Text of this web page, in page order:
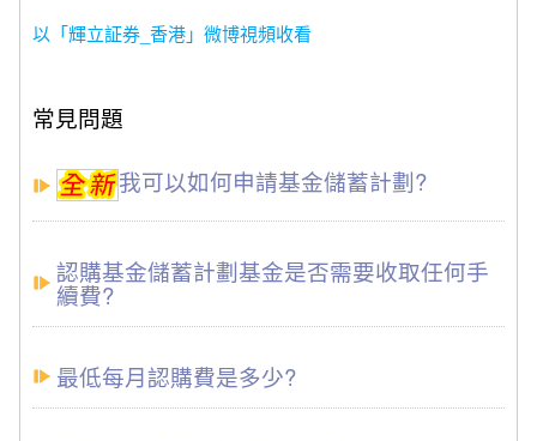
以「輝立証券_香港」微博視頻收看
常見問題
我可以如何申請基金儲蓄計劃?
認購基金儲蓄計劃基金是否需要收取任何手
續費?
最低每月認購費是多少?